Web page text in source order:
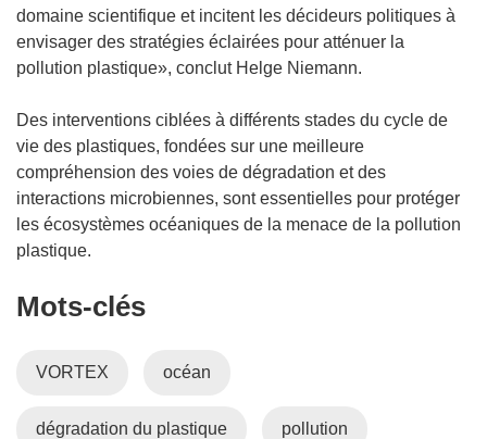
domaine scientifique et incitent les décideurs politiques à
envisager des stratégies éclairées pour atténuer la
pollution plastique», conclut Helge Niemann.
Des interventions ciblées à différents stades du cycle de
vie des plastiques, fondées sur une meilleure
compréhension des voies de dégradation et des
interactions microbiennes, sont essentielles pour protéger
les écosystèmes océaniques de la menace de la pollution
plastique.
Mots‑clés
VORTEX océan
dégradation du plastique pollution